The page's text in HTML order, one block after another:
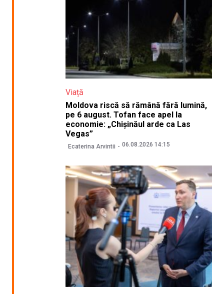
Viață
Moldova riscă să rămână fără lumină,
pe 6 august. Tofan face apel la
economie: „Chișinăul arde ca Las
Vegas”
Ecaterina Arvintii 06.08.2026 14:15